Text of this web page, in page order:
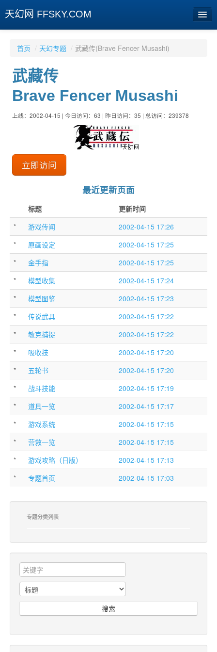
天幻网 FFSKY.COM
周边
社区
首页 / 天幻专题 / 武藏传(Brave Fencer Musashi)
武藏传
Brave Fencer Musashi
上线：2002-04-15 | 今日访问：63 | 昨日访问：35 | 总访问：239378
立即访问
最近更新页面
标题
更新时间
*
游戏传闻
2002-04-15 17:26
*
原画设定
2002-04-15 17:25
*
金手指
2002-04-15 17:25
*
模型收集
2002-04-15 17:24
*
模型图鉴
2002-04-15 17:23
*
传说武具
2002-04-15 17:22
*
敏克捕捉
2002-04-15 17:22
*
吸收技
2002-04-15 17:20
*
五轮书
2002-04-15 17:20
*
战斗技能
2002-04-15 17:19
*
道具一览
2002-04-15 17:17
*
游戏系统
2002-04-15 17:15
*
营救一览
2002-04-15 17:15
*
游戏攻略（日版）
2002-04-15 17:13
*
专题首页 2002-04-15 17:03
专题分类列表
搜索